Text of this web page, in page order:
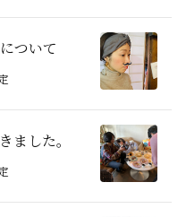
ついて
ました。